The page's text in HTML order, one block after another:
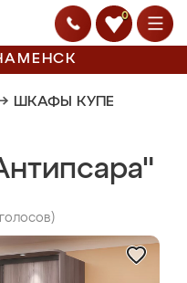
0
ШКАФЫ КУПЕ
голосов)